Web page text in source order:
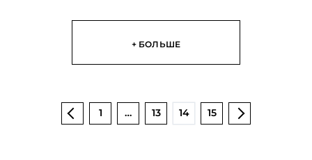
+ БОЛЬШЕ
1 … 13 14 15